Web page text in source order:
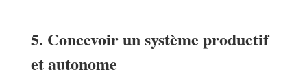
5. Concevoir un système productif
et autonome